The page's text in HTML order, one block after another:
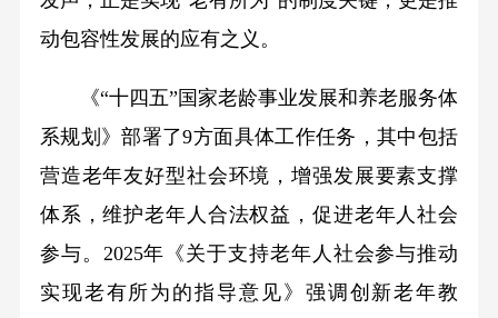
动包容性发展的应有之义。
《“十四五”国家老龄事业发展和养老服务体
系规划》部署了9方面具体工作任务，其中包括
营造老年友好型社会环境，增强发展要素支撑
体系，维护老年人合法权益，促进老年人社会
参与。2025年《关于支持老年人社会参与推动
实现老有所为的指导意见》强调创新老年教